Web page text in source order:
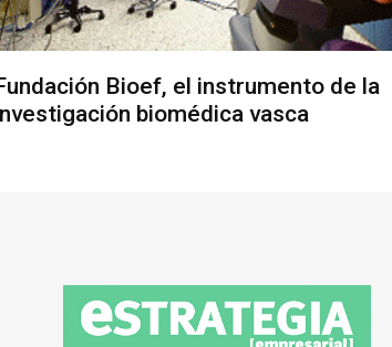
Bioef, el instrumento de la
biomédica vasca